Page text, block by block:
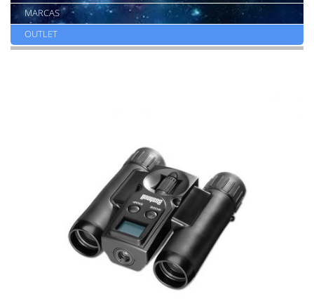
MARCAS
OUTLET